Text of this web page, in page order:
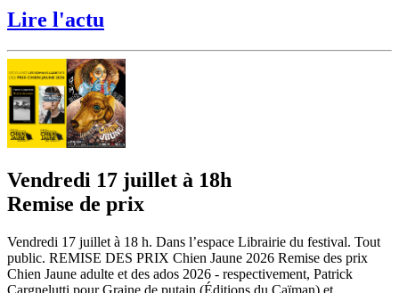
Lire l'actu
Vendredi 17 juillet à 18h
Remise de prix
Vendredi 17 juillet à 18 h. Dans l’espace Librairie du festival. Tout
public. REMISE DES PRIX Chien Jaune 2026 Remise des prix
Chien Jaune adulte et des ados 2026 - respectivement, Patrick